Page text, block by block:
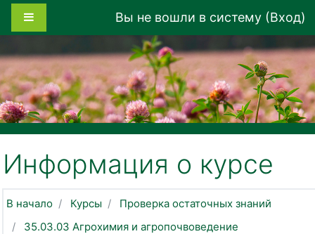
Перейти к основному содержанию
Вы не вошли в систему (Вход)
Информация о курсе
В начало Курсы
Проверка остаточных знаний
35.03.03 Агрохимия и агропочвоведение